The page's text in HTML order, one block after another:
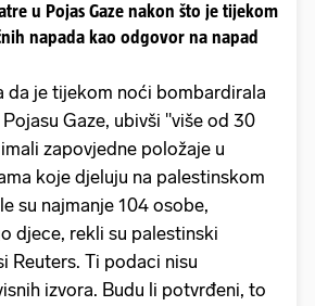
u Pojas Gaze nakon što je tijekom
napada kao odgovor na napad
da je tijekom noći bombardirala
Gaze, ubivši "više od 30
zapovjedne položaje u
koje djeluju na palestinskom
su najmanje 104 osobe,
djece, rekli su palestinski
Reuters. Ti podaci nisu
izvora. Budu li potvrđeni, to